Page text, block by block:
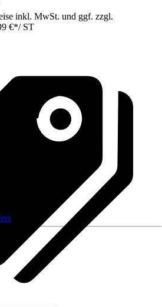
inkl. MwSt. und ggf. zzgl.
€*/ ST